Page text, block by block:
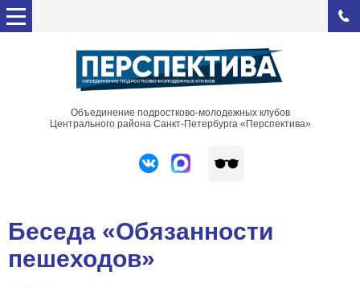
Объединение подростково-молодежных клубов
Центрального района Санкт-Петербурга «Перспектива»
Беседа «Обязанности
пешеходов»